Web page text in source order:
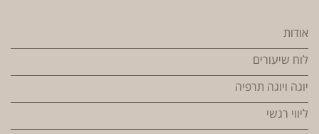
אודות
לוח שיעורים
יוגה ויוגה תרפיה
ליווי רגשי